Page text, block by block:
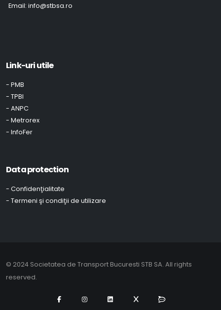
Email: info@stbsa.ro
Link-uri utile
- PMB
- TPBI
- ANPC
- Metrorex
- InfoFer
Data protection
- Confidenţialitate
- Termeni şi condiţii de utilizare
© 2024 Societatea de Transport Bucuresti STB SA. All rights
reserved.